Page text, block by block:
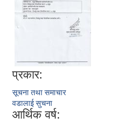
प्रकार:
सूचना तथा समाचार
वडालाई सुचना
आर्थिक वर्ष: